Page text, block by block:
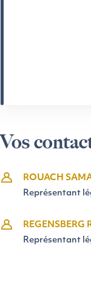
Vos
ROUACH
Représentant
REGENSBERG
Représentant